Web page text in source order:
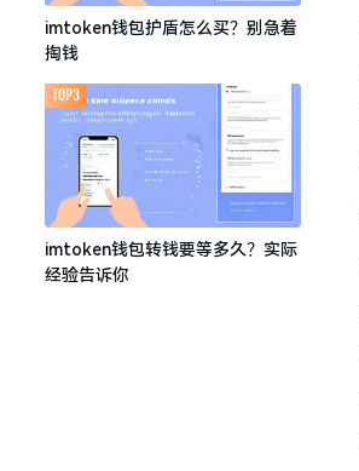
imtoken钱包护盾怎么买？别急着
掏钱
imtoken钱包转钱要等多久？实际
经验告诉你
TOP3